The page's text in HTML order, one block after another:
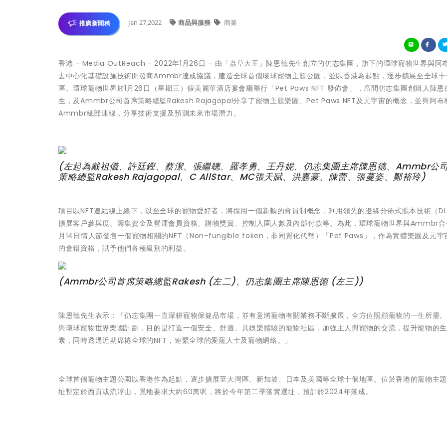
推廣新聞稿 Jan 27,2022 商品與服務 商業
香港 - Media OutReach - 2022年1月26日 - 由「蟲草大王」陳恩德先生創立的仍志集團 ，旗下的環球寵物世界與阿
去中心化基礎設施技術開發商Ammbr達成協議，建造全球首個環球寵物主題公園 ，並以香港為起點，逐步擴展至全球
區。環球寵物世界於1月26日（星期三）假美麗華酒店宴會廳舉行 「Pet Paws NFT 發佈會」
，席間仍志集團創辦人陳恩
生，及Ammbr公司首席策略總監Rakesh Rajagopal分享了寵物主題樂園、Pet Paws NFT及元宇宙的概念，並與阿布
Ammbr總部連線，分享技術支援及預測未來市場潛力。
(左起為戴祖儀、許廷鏗、蔡潔、張繼聰、羅孝勇、王丹妮、仍志集團主席陳恩德、Ammbr公
策略總監Rakesh Rajagopal、C AllStar、MC張天賦、洪嘉豪、陳蕾、張蔓姿、鄭裕玲)
項目以NFT連結線上線下，以至全球的寵物愛好者，將採用一個新穎的會員制概念，利用領先的邊緣分佈式賬本技術（
擴展客戶參與度、籌集資金及營運會員資格、購物獎賞、控制入園人數及內部付款等。為此，環球寵物世界與Ammbr
月14日情人節發售一個寵物相關的NFT（Non-fungible token，非同質化代幣）「Pet Paws」，作為實體樂園及元宇
的會籍資格，賦予他們各種級別的利益。
(Ammbr公司首席策略總監Rakesh (左二)、仍志集團主席陳恩德 (左三))
陳恩德先生表示：「仍志集團一直深耕寵物保健品市場，並有意將寵物有關業務不斷擴展，全方位照顧寵物的一生所需
與環球寵物世界樂園計劃，目的是打造一個安全、舒適、具娛樂體驗的寵物社區，加強主人與寵物的交流，提升寵物的
素，同時透過近期席捲全球的NFT，連繫全球的愛寵人士及寵物網絡。」
全球首個寵物主題公園以香港作為起點，逐步擴展至大灣區、新加坡、日本及美國等全球十個地區。位於香港的寵物主
址暫定於西貢或流浮山，覓地要求大約60萬呎，將於今年第二季落實選址，預計於2024年落成。